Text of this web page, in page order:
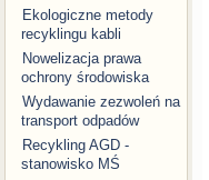
Ekologiczne metody
recyklingu kabli
Nowelizacja prawa
ochrony środowiska
Wydawanie zezwoleń na
transport odpadów
Recykling AGD -
stanowisko MŚ